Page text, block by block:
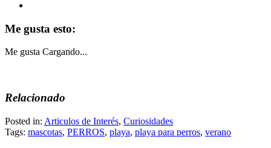
Me gusta esto:
Me gusta Cargando...
Relacionado
Posted in: Articulos de Interés, Curiosidades
Tags: mascotas, PERROS, playa, playa para perros, verano